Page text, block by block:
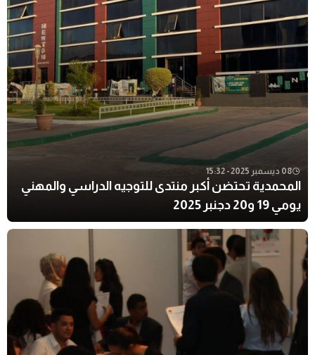
08 ديسمبر 2025 - 15:32
المحمدية تحتضن أكبر منتدى للتوجيه الدراسي والمهني
يومي 19 و20 دجنبر 2025